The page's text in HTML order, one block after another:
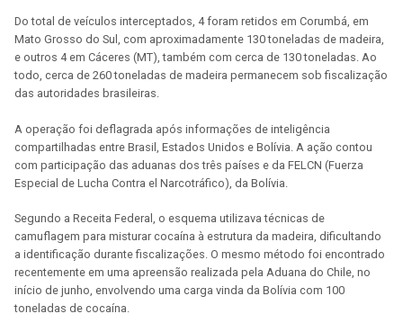
Do total de veículos interceptados, 4 foram retidos em Corumbá, em
Mato Grosso do Sul, com aproximadamente 130 toneladas de madeira,
e outros 4 em Cáceres (MT), também com cerca de 130 toneladas. Ao
todo, cerca de 260 toneladas de madeira permanecem sob fiscalização
das autoridades brasileiras.
A operação foi deflagrada após informações de inteligência
compartilhadas entre Brasil, Estados Unidos e Bolívia. A ação contou
com participação das aduanas dos três países e da FELCN (Fuerza
Especial de Lucha Contra el Narcotráfico), da Bolívia.
Segundo a Receita Federal, o esquema utilizava técnicas de
camuflagem para misturar cocaína à estrutura da madeira, dificultando
a identificação durante fiscalizações. O mesmo método foi encontrado
recentemente em uma apreensão realizada pela Aduana do Chile, no
início de junho, envolvendo uma carga vinda da Bolívia com 100
toneladas de cocaína.